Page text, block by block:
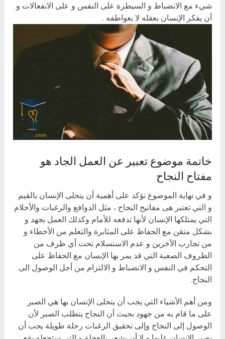
شيء مع الانضباط و السيطرة على النفس و على الانفعالات و
أن يفكر الإنسان بعقله لا بعواطفه .
خاتمة موضوع تعبير عن العمل الجاد هو
مفتاح النجاح
و في نهاية الموضوع نؤكد على أهمية أن يتحلى الإنسان بالقيم
و التي تعتبر هى مفاتيح النجاح ، مثل الدوافع والرغبات والأحلام
التي يمتلكها الإنسان لأنها تدفعه للأمام وكذلك العمل بجهد و
بشكل متقن مع الحفاظ على المثابرة والتعلم من الأخطاء و
من تجارب الآخرين و عدم الاستسلام تحت أي ظرف من
الظروف الصعبة التي قد يمر بها الإنسان مع الحفاظ على
التحكم في النفس و الانضباط و الالتزام من أجل الوصول الى
النجاح.
ومن أهم الأشياء التي يجب أن يتحلى الإنسان بها هي الصبر
على ما قام به من جهود بحيث أن النجاح يتطلب الصبر لأن
الوصول إلى النجاح وإلى تحقيق الرغبات رحلة طويلة يجب أن